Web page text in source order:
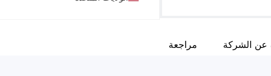
عن الشركة مراجعة